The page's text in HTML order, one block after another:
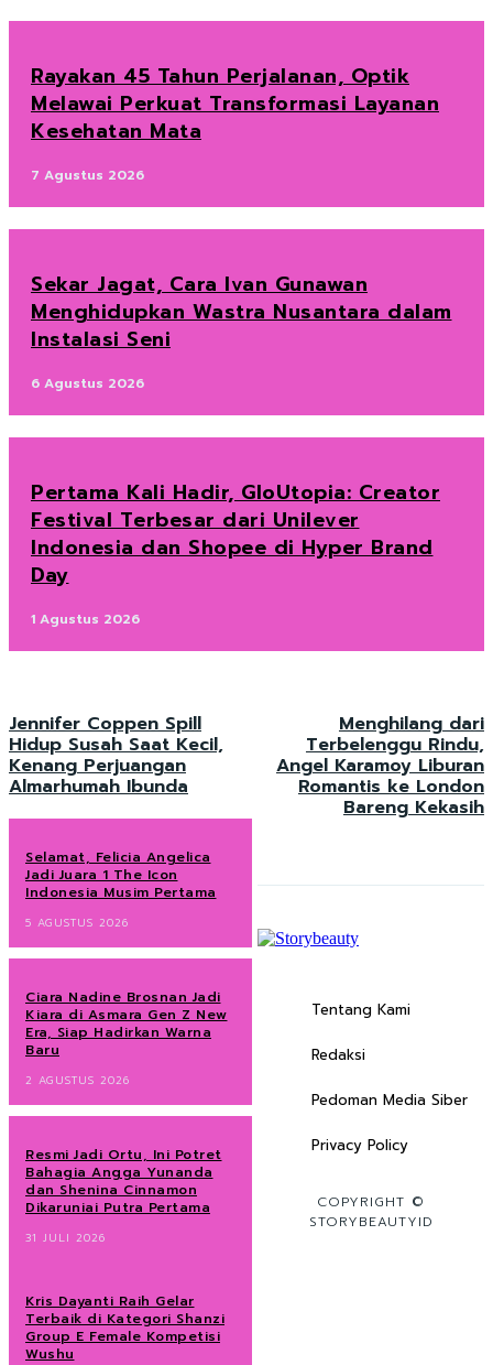
Rayakan 45 Tahun Perjalanan, Optik
Melawai Perkuat Transformasi Layanan
Kesehatan Mata
7 Agustus 2026
Sekar Jagat, Cara Ivan Gunawan
Menghidupkan Wastra Nusantara dalam
Instalasi Seni
6 Agustus 2026
Pertama Kali Hadir, GloUtopia: Creator
Festival Terbesar dari Unilever
Indonesia dan Shopee di Hyper Brand
Day
1 Agustus 2026
Jennifer Coppen Spill
Hidup Susah Saat Kecil,
Kenang Perjuangan
Almarhumah Ibunda
Menghilang dari
Terbelenggu Rindu,
Angel Karamoy Liburan
Romantis ke London
Bareng Kekasih
Selamat, Felicia Angelica
Jadi Juara 1 The Icon
Indonesia Musim Pertama
5 AGUSTUS 2026
Ciara Nadine Brosnan Jadi
Kiara di Asmara Gen Z New
Era, Siap Hadirkan Warna
Baru
2 AGUSTUS 2026
Resmi Jadi Ortu, Ini Potret
Bahagia Angga Yunanda
dan Shenina Cinnamon
Dikaruniai Putra Pertama
31 JULI 2026
Kris Dayanti Raih Gelar
Terbaik di Kategori Shanzi
Group E Female Kompetisi
Wushu
Tentang Kami
Redaksi
Pedoman Media Siber
Privacy Policy
COPYRIGHT ©
STORYBEAUTYID